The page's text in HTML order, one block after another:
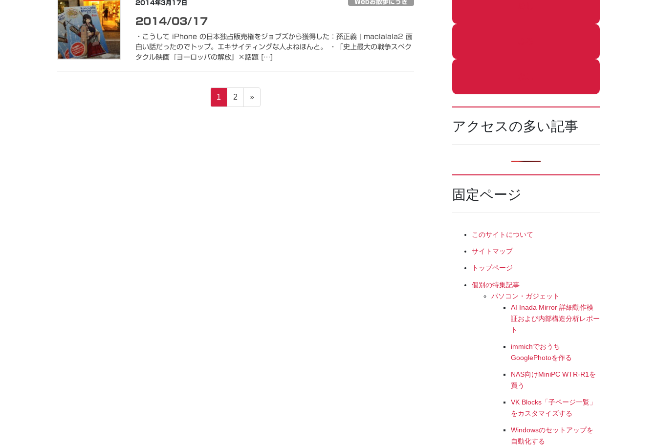
2014年3月17日 Webお散歩にっき
2014/03/17
・こうして iPhone の日本独占販売権をジョブズから獲得した：孫正義 | maclalala2 面
白い話だったのでトップ。エキサイティングな人よねほんと。 ・「史上最大の戦争スペク
タクル映画『ヨーロッパの解放』×話題 […]
固
定
1
固
定
2 »
アクセスの多い記事
固定ページ
このサイトについて
サイトマップ
トップページ
個別の特集記事
パソコン・ガジェット
AI Inada Mirror 詳細動作検
証および内部構造分析レポー
ト
immichでおうち
GooglePhotoを作る
NAS向けMiniPC WTR-R1を
買う
VK Blocks「子ページ一覧」
をカスタマイズする
Windowsのセットアップを
自動化する